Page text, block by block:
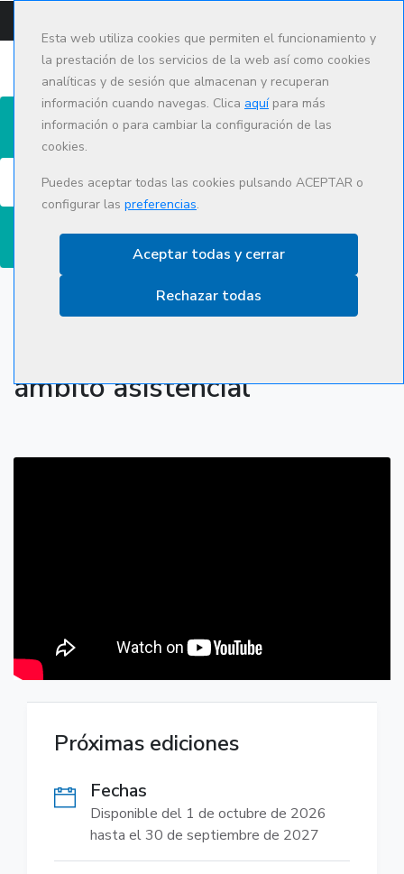
Esta web utiliza cookies que permiten el funcionamiento y
la prestación de los servicios de la web así como cookies
analíticas y de sesión que almacenan y recuperan
información cuando navegas. Clica aquípara más
información o para cambiar la configuración de las
cookies.
Puedes aceptar todas las cookies pulsando ACEPTAR o
configurar las preferencias.
Aceptar todas y cerrar
Rechazar todas
Búsqueda
Detección y atención a la
ámbito asistencial
Próximas ediciones
Fechas
Disponible del 1 de octubre de 2026
hasta el 30 de septiembre de 2027